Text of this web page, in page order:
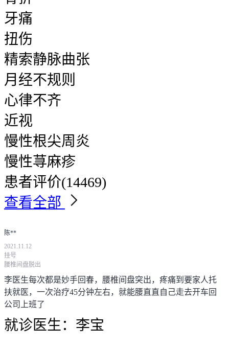
牙痛
扭伤
精索静脉曲张
月经不规则
心律不齐
近视
慢性根尖周炎
慢性荨麻疹
患者评价(14469)
查看全部
陈**
2021.11.12
挂号
腰椎间盘脱出
李医生每次都是妙手回春，腰椎间盘突出，疼痛到要家人托
扶就医，一次治疗45分钟左右，就能腰直直自己走去开车回
公司上班了
就诊医生： 李宝